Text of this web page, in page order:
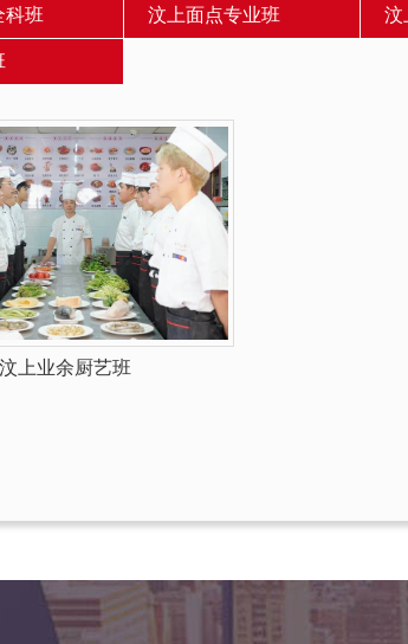
科班 汶上面点专业班 汶
汶上业余厨艺班